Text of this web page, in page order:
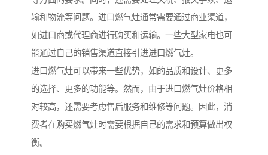
输和物流等问题。进口燃气灶通常需要通过商业渠道，
如进口商或代理商进行购买和运输。一些大型家电也可
能通过自己的销售渠道直接引进进口燃气灶。
进口燃气灶可以带来一些优势，如的品质和设计、更多
的选择、更多的功能等。然而，由于进口燃气灶价格相
对较高，还需要考虑售后服务和维修等问题。因此，消
费者在购买燃气灶时需要根据自己的需求和预算做出权
衡。